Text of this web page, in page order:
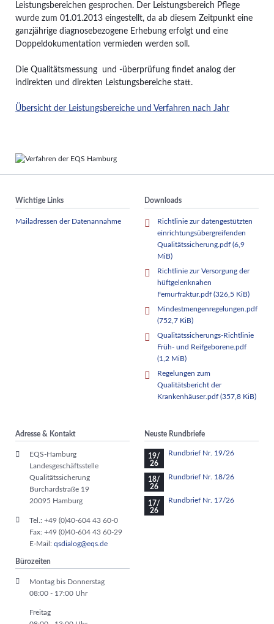
Leistungsbereichen gesprochen. Der Leistungsbereich Pflege
wurde zum 01.01.2013 eingestellt, da ab diesem Zeitpunkt eine
ganzjährige diagnosebezogene Erhebung erfolgt und eine
Doppeldokumentation vermieden werden soll.
Die Qualitätsmessung und -überprüfung findet analog der
indirekten und direkten Leistungsbereiche statt.
Übersicht der Leistungsbereiche und Verfahren nach Jahr
Wichtige Links
Mailadressen der Datenannahme
Downloads
Richtlinie zur datengestützten
einrichtungsübergreifenden
Qualitätssicherung.pdf(6,9
MiB)
Richtlinie zur Versorgung der
hüftgelenknahen
Femurfraktur.pdf(326,5 KiB)
Mindestmengenregelungen.pdf
(752,7 KiB)
Qualitätssicherungs-Richtlinie
Früh- und Reifgeborene.pdf
(1,2 MiB)
Regelungen zum
Qualitätsbericht der
Krankenhäuser.pdf(357,8 KiB)
Adresse & Kontakt
EQS-Hamburg
Landesgeschäftsstelle
Qualitätssicherung
Burchardstraße 19
20095 Hamburg
Tel.: +49 (0)40-604 43 60-0
Fax: +49 (0)40-604 43 60-29
E-Mail: qsdialog@eqs.de
Bürozeiten
Montag bis Donnerstag
08:00 - 17:00 Uhr
Freitag
Neuste Rundbriefe
19/
26
Rundbrief Nr. 19/26
18/
26
Rundbrief Nr. 18/26
17/
26
Rundbrief Nr. 17/26